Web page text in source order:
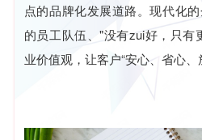
点的品牌化发展道路。现代化
的员工队伍、"没有zui好，只有
业价值观，让客户“安心、省心、